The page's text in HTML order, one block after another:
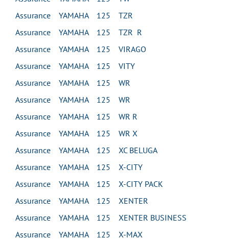
Assurance YAMAHA 125 TZR
Assurance YAMAHA 125 TZR R
Assurance YAMAHA 125 VIRAGO
Assurance YAMAHA 125 VITY
Assurance YAMAHA 125 WR
Assurance YAMAHA 125 WR
Assurance YAMAHA 125 WR R
Assurance YAMAHA 125 WR X
Assurance YAMAHA 125 XC BELUGA
Assurance YAMAHA 125 X-CITY
Assurance YAMAHA 125 X-CITY PACK
Assurance YAMAHA 125 XENTER
Assurance YAMAHA 125 XENTER BUSINESS
Assurance YAMAHA 125 X-MAX